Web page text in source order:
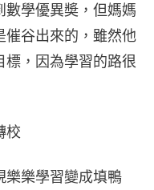
數學優異奬，但媽媽
催谷出來的，雖然他
標，因為學習的路很
校
樂樂學習變成填鴨